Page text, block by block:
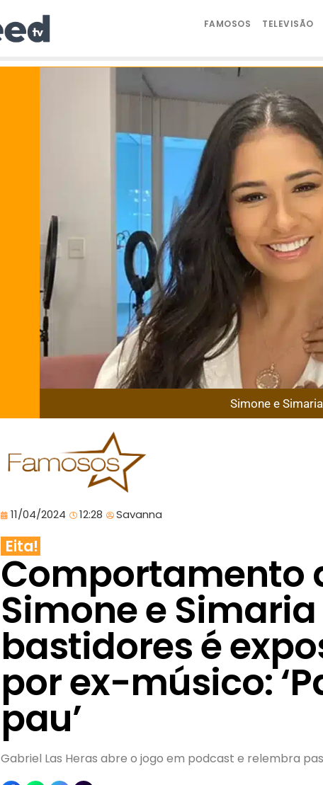
FAMOSOS TELEVISÃO
Simone e
11/04/2024 12:28 Savanna
Eita!
Comportamento
Simone e
bastidores é
por ex-músico:
pau’
Gabriel Las Heras abre o jogo em podcast e relembra